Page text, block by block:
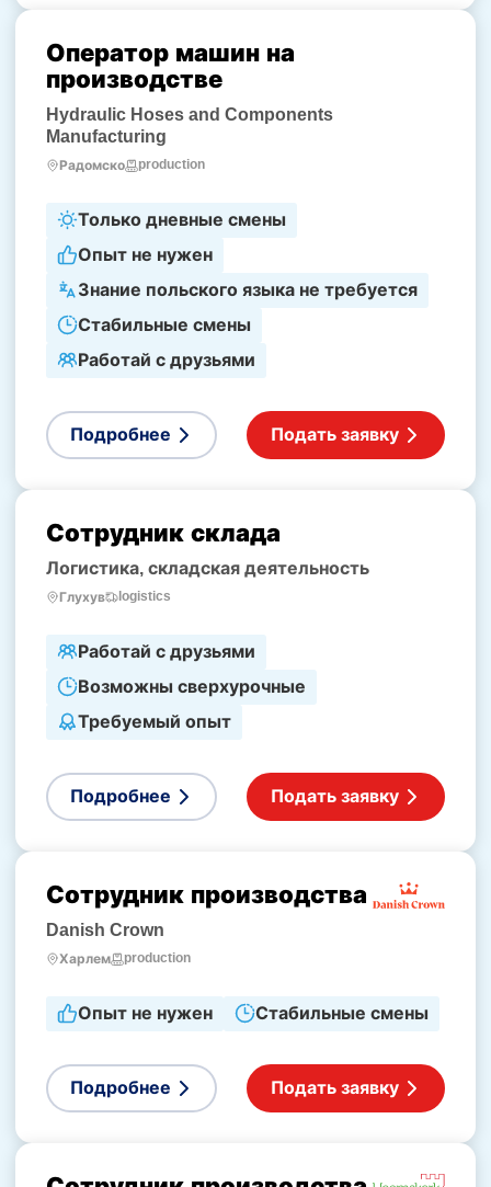
Оператор машин на
производстве
Hydraulic Hoses and Components
Manufacturing
Радомско production
Только дневные смены
Опыт не нужен
Знание польского языка не требуется
Стабильные смены
Работай с друзьями
Подробнее Подать заявку
Сотрудник склада
Логистика, складская деятельность
Глухув logistics
Работай с друзьями
Возможны сверхурочные
Требуемый опыт
Подробнее Подать заявку
Сотрудник производства
Danish Crown
Харлем production
Опыт не нужен Стабильные смены
Подробнее Подать заявку